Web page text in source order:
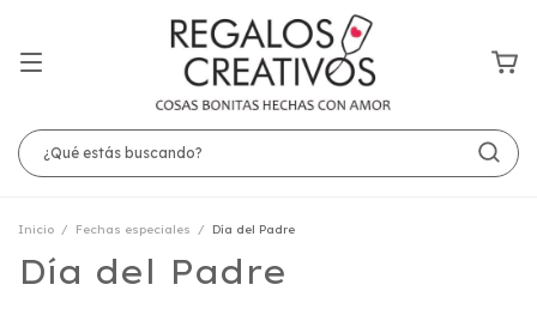
Inicio / Fechas especiales / Día del Padre
Día del Padre